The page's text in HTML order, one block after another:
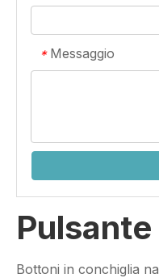
* Messaggio
Bottoni in conchiglia